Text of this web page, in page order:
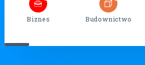
Biznes Budownictwo